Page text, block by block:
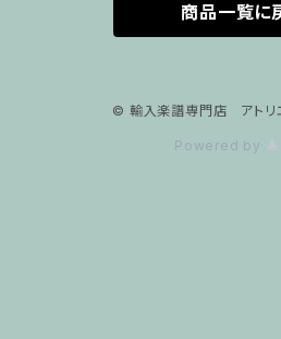
家族割適用プラン2
声楽ピアノ４５分レッスン
ヴァイオリンピアノ６０分レッスン
商品一覧に
© 輸入楽譜専門店 アトリエ
Powered by